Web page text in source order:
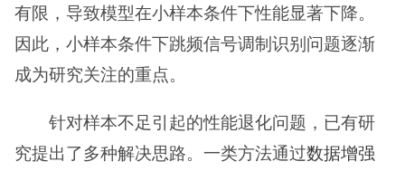
有限，导致模型在小样本条件下性能显著下降。
因此，小样本条件下跳频信号调制识别问题逐渐
成为研究关注的重点。
针对样本不足引起的性能退化问题，已有研
究提出了多种解决思路。一类方法通过数据增强